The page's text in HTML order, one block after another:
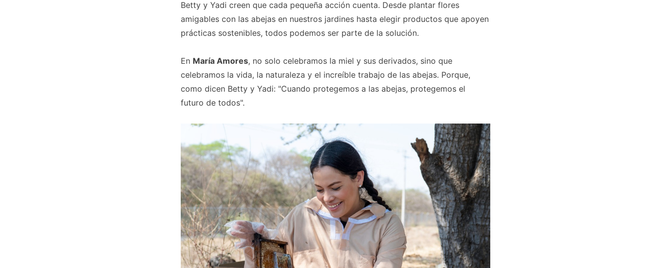
Betty y Yadi creen que cada pequeña acción cuenta. Desde plantar flores
amigables con las abejas en nuestros jardines hasta elegir productos que apoyen
prácticas sostenibles, todos podemos ser parte de la solución.
En María Amores, no solo celebramos la miel y sus derivados, sino que
celebramos la vida, la naturaleza y el increíble trabajo de las abejas. Porque,
como dicen Betty y Yadi: "Cuando protegemos a las abejas, protegemos el
futuro de todos".